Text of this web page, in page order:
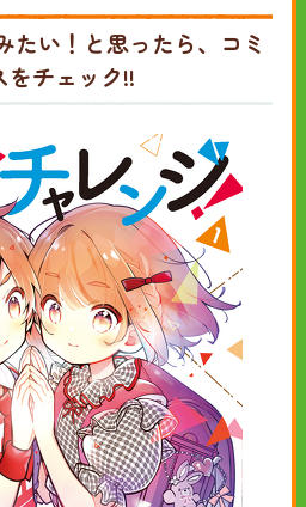
たい！と思ったら、コミ
をチェック!!